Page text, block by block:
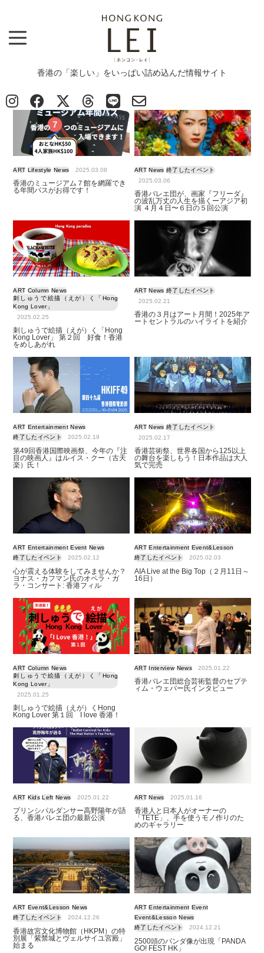
香港の「楽しい」をいっぱい詰め込んだ情報サイト
ART
ART
ART Lifestyle News 2025.03.08
香港のミュージアム７館を網羅でき
る年間パスがお得です！
ART News 終了したイベント
2025.03.06
香港バレエ団が、画家『フリーダ』
の波乱万丈の人生を描くーアジア初
演 ４月４日〜６日の５回公演
ART Column News
刺しゅうで絵描（えが）く「Hong
Kong Lover」
2025.02.25
刺しゅうで絵描（えが）く「Hong
Kong Lover」 第２回 好食！香港
をめしあがれ
ART News 終了したイベント
2025.02.21
香港の３月はアート月間！2025年ア
ートセントラルのハイライトを紹介
ART Entertainment News
終了したイベント
2025.02.19
第49回香港国際映画祭、今年の『注
目の映画人』はルイス・クー（古天
楽）氏！
ART News 終了したイベント
2025.02.17
香港芸術祭、世界各国から125以上
の舞台を楽しもう！日本作品は大人
気で完売
ART Entertainment Event News
終了したイベント
2025.02.12
心が震える体験をしてみませんか？
ヨナス・カフマン氏のオペラ・ガ
ラ・コンサート: 香港フィル
ART Entertainment Event&Lesson
終了したイベント
2025.02.03
AIA Live at the Big Top（２月11日～
16日）
ART Column News
刺しゅうで絵描（えが）く「Hong
Kong Lover」
2025.01.25
刺しゅうで絵描（えが）くHong
Kong Lover 第１回 I love 香港！
ART Interview News 2025.01.22
香港バレエ団総合芸術監督のセプテ
ィム・ウェバー氏インタビュー
ART Kids Left News 2025.01.22
プリンシパルダンサー高野陽年が語
る、香港バレエ団の最新公演
ART News 2025.01.16
香港人と日本人がオーナーの
「TETE」、手を使うモノ作りのた
めのギャラリー
ART Event&Lesson News
終了したイベント
2024.12.26
香港故宮文化博物館（HKPM）の特
別展「紫禁城とヴェルサイユ宮殿」
始まる
ART Entertainment Event
Event&Lesson News
終了したイベント
2024.12.21
2500頭のパンダ像が出現「PANDA
GO! FEST HK」